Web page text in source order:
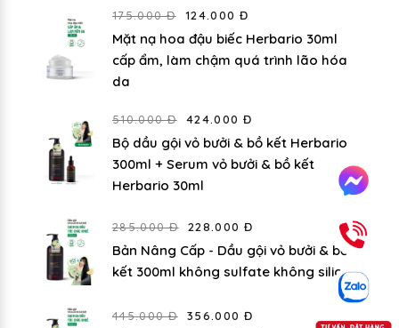
175.000 Đ 124.000 Đ
Mặt nạ hoa đậu biếc Herbario 30ml
cấp ẩm, làm chậm quá trình lão hóa
da
510.000 Đ 424.000 Đ
Bộ dầu gội vỏ bưởi & bồ kết Herbario
300ml + Serum vỏ bưởi & bồ kết
Herbario 30ml
285.000 Đ 228.000 Đ
Bản Nâng Cấp - Dầu gội vỏ bưởi & bồ
kết 300ml không sulfate không silicon
445.000 Đ 356.000 Đ